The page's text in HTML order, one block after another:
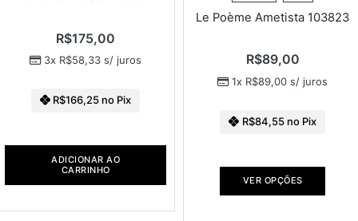
R$175,00
3x R$58,33 s/ juros
R$166,25 no Pix
ADICIONAR AO
CARRINHO
Le Poème Ametista 103823
R$89,00
1x R$89,00 s/ juros
R$84,55 no Pix
VER OPÇÕES